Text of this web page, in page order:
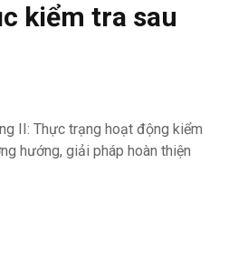
kiểm tra sau
II: Thực trạng hoạt động kiểm
hướng, giải pháp hoàn thiện